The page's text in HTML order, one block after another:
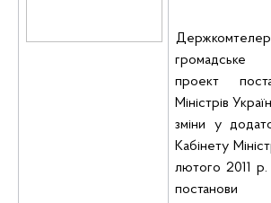
проект
Міністрів
зміни у
Кабінету
лютого 2011